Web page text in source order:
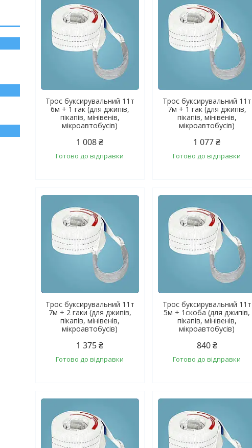
Трос буксирувальний 11т
6м + 1 гак (для джипів,
пікапів, мінівенів,
мікроавтобусів)
1 008 ₴
Готово до відправки
Трос буксирувальний 11т
7м + 1 гак (для джипів,
пікапів, мінівенів,
мікроавтобусів)
1 077 ₴
Готово до відправки
Трос буксирувальний 11т
7м + 2 гаки (для джипів,
пікапів, мінівенів,
мікроавтобусів)
1 375 ₴
Готово до відправки
Трос буксирувальний 11т
5м + 1скоба (для джипів,
пікапів, мінівенів,
мікроавтобусів)
840 ₴
Готово до відправки